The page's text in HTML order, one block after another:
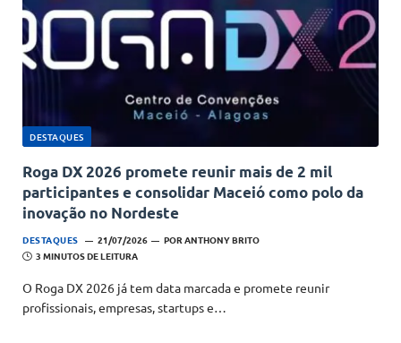
DESTAQUES
Roga DX 2026 promete reunir mais de 2 mil
participantes e consolidar Maceió como polo da
inovação no Nordeste
DESTAQUES 21/07/2026 POR ANTHONY BRITO
3 MINUTOS DE LEITURA
O Roga DX 2026 já tem data marcada e promete reunir
profissionais, empresas, startups e…